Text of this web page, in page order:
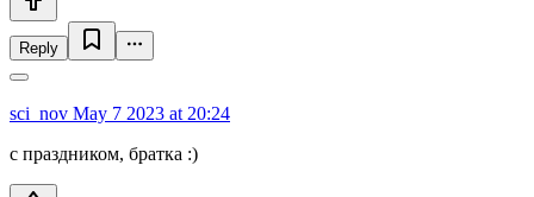
Reply
sci_nov May 7 2023 at 20:24
с праздником, братка :)